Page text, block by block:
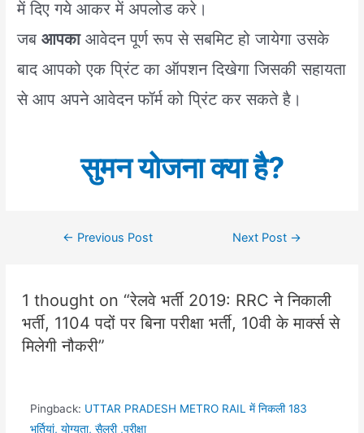
में दिए गये आकर में अपलोड करे।
जबआपकाआवेदन पूर्ण रूप से सबमिट हो जायेगा उसके
बाद आपको एक प्रिंट का ऑपशन दिखेगा जिसकी सहायता
से आप अपने आवेदन फॉर्म को प्रिंट कर सकते है।
सुमन योजना क्या है?
Post← Previous Post Next Post →
1 thought on “रेलवे भर्ती 2019: RRC ने निकाली
भर्ती, 1104 पदों पर बिना परीक्षा भर्ती, 10वी के मार्क्स से
मिलेगी नौकरी”
Pingback: UTTAR PRADESH METRO RAIL में निकली 183
भर्तियां, योग्यता, सैलरी ,परीक्षा